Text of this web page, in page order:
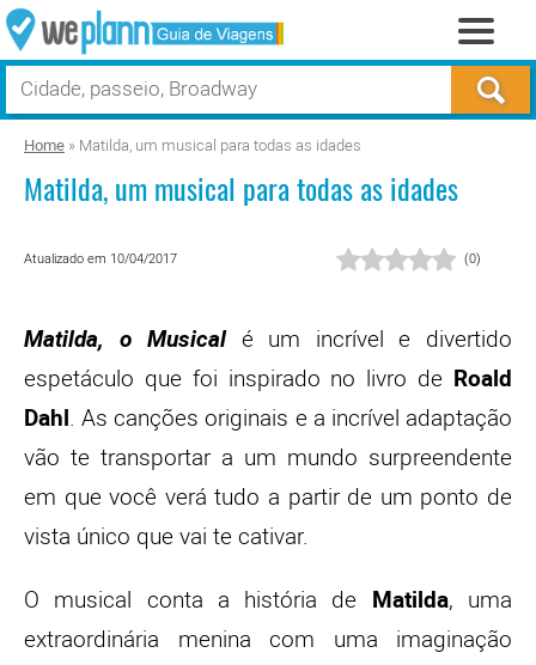
Home » Matilda, um musical para todas as idades
Matilda, um musical para todas as idades
Atualizado em 10/04/2017 (0)
Matilda, o Musicalé um incrível e divertido
espetáculo que foi inspirado no livro de
Roald
Dahl . As canções originais e a incrível adaptação
vão te transportar a um mundo surpreendente
em que você verá tudo a partir de um ponto de
vista único que vai te cativar.
O musical conta a história de Matilda, uma
extraordinária menina com uma imaginação